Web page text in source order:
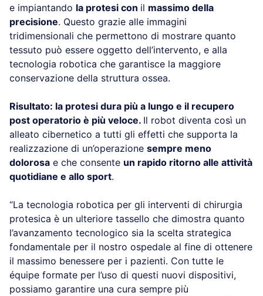
e impiantando la protesi con il massimo della
precisione. Questo grazie alle immagini
tridimensionali che permettono di mostrare quanto
tessuto può essere oggetto dell’intervento, e alla
tecnologia robotica che garantisce la maggiore
conservazione della struttura ossea.
Risultato: la protesi dura più a lungo e il recupero
post operatorio è più veloce. Il robot diventa così un
alleato cibernetico a tutti gli effetti che supporta la
realizzazione di un’operazione sempre meno
dolorosa e che consente un rapido ritorno alle attività
quotidiane e allo sport.
“La tecnologia robotica per gli interventi di chirurgia
protesica è un ulteriore tassello che dimostra quanto
l’avanzamento tecnologico sia la scelta strategica
fondamentale per il nostro ospedale al fine di ottenere
il massimo benessere per i pazienti. Con tutte le
équipe formate per l’uso di questi nuovi dispositivi,
possiamo garantire una cura sempre più